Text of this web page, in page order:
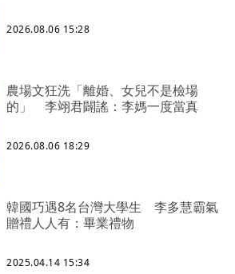
2026.08.06 15:28
農場文狂洗「離婚、女兒不是檢場
的」 李翊君闢謠：李媽一度當真
2026.08.06 18:29
韓國巧遇8名台灣大學生 李多慧霸氣
贈禮人人有：畢業禮物
2025.04.14 15:34